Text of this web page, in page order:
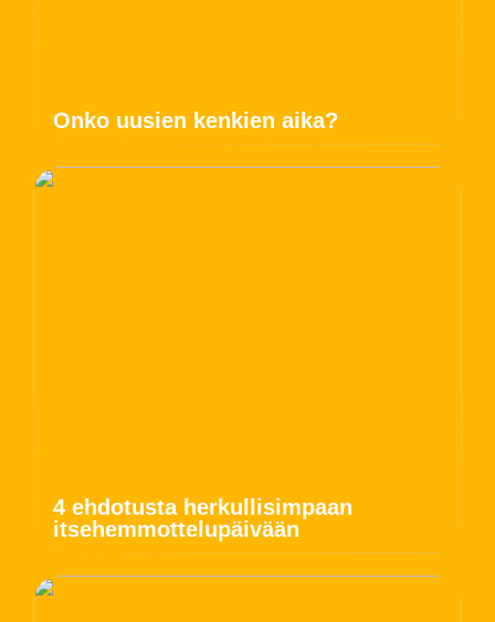
Onko uusien kenkien aika?
4 ehdotusta herkullisimpaan
itsehemmottelupäivään